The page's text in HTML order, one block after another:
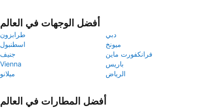
أفضل الوجهات في العالم
طرابزون
دبي
اسطنبول
ميونخ
جنيف
فرانكفورت ماين
Vienna
باريس
ميلانو
الرياض
أفضل المطارات في العالم